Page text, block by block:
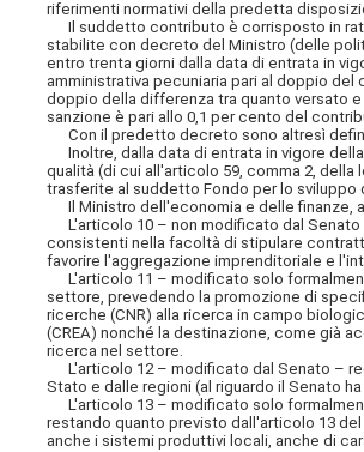
riferimenti normativi della predetta
Il suddetto contributo è corrisposto in
stabilite con decreto del Ministro (delle
entro trenta giorni dalla data di entrata in
amministrativa pecuniaria pari al doppio
doppio della differenza tra quanto versato
sanzione è pari allo 0,1 per cento del
Con il predetto decreto sono altresì
Inoltre, dalla data di entrata in vigore
qualità (di cui all'articolo 59, comma 2,
trasferite al suddetto Fondo per lo sviluppo
Il Ministro dell'economia e delle finanze,
L'articolo 10 – non modificato dal Senato
consistenti nella facoltà di stipulare
favorire l'aggregazione imprenditoriale e
L'articolo 11 – modificato solo
settore, prevedendo la promozione di
ricerche (CNR) alla ricerca in campo
(CREA) nonché la destinazione, come già
ricerca nel settore.
L'articolo 12 – modificato dal Senato –
Stato e dalle regioni (al riguardo il Senato
L'articolo 13 – modificato solo
restando quanto previsto dall'articolo 13
anche i sistemi produttivi locali, anche di